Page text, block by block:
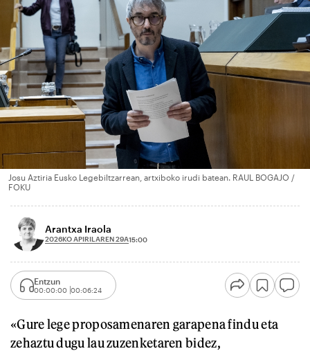
Josu Aztiria Eusko Legebiltzarrean, artxiboko irudi batean. RAUL BOGAJO /
FOKU
Arantxa Iraola
2026KO APIRILAREN 29A15:00
Entzun
00:00:00 00:06:24
«Gure lege proposamenaren garapena findu eta
zehaztu dugu lau zuzenketaren bidez,